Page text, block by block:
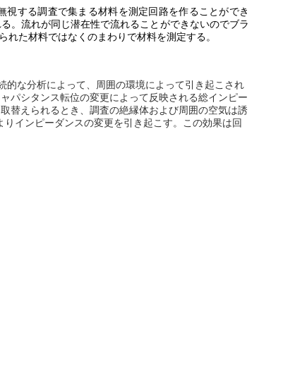
する調査で集まる材料を測定回路を作ることができ
。流れが同じ潜在性で流れることができないのでブラ
た材料ではなくのまわりで材料を測定する。
な分析によって、周囲の環境によって引き起こされ
パシタンス転位の変更によって反映される総インピー
替えられるとき、調査の絶縁体および周囲の空気は誘
インピーダンスの変更を引き起こす。この効果は回